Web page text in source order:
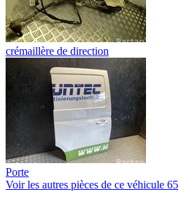
crémaillère de direction
Porte
Voir les autres pièces de ce véhicule 65